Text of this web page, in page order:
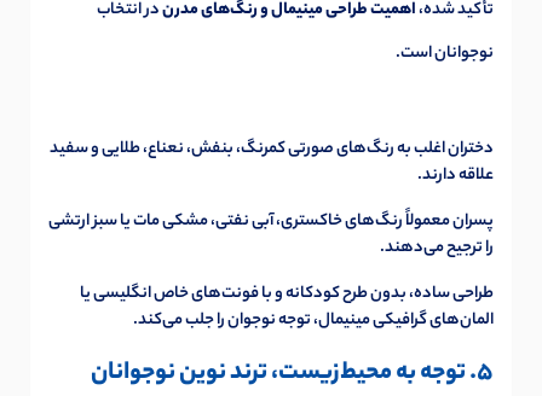
تأکید شده،اهمیت طراحی مینیمال و رنگ‌های مدرندر انتخاب
نوجوانان است.
دختران اغلب به رنگ‌های صورتی کمرنگ، بنفش، نعناع، طلایی و سفید
علاقه دارند.
پسران معمولاً رنگ‌های خاکستری، آبی نفتی، مشکی مات یا سبز ارتشی
را ترجیح می‌دهند.
طراحی ساده، بدون طرح کودکانه و با فونت‌های خاص انگلیسی یا
المان‌های گرافیکی مینیمال، توجه نوجوان را جلب می‌کند.
5. توجه به محیط‌زیست، ترند نوین نوجوانان